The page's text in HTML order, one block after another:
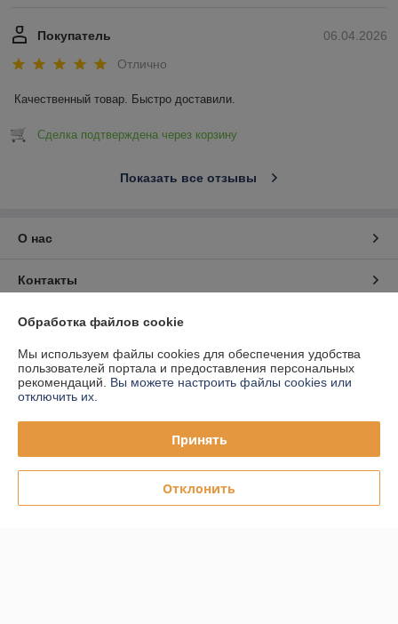
06.04.2026
Покупатель
Отлично
Качественный товар. Быстро доставили.
Сделка подтверждена через корзину
Показать все отзывы
О нас
Контакты
Доставка и оплата
График работы
Полная версия сайта
Политика обработки cookies
Сайт создан на платформе Deal.by
Обработка файлов cookie
Мы используем файлы cookies для обеспечения удобства
пользователей портала и предоставления персональных
рекомендаций. Вы можете настроить файлы cookies или
отключить их.
Принять
Отклонить